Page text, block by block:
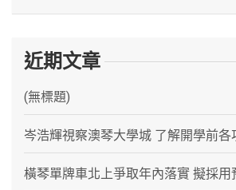
近期文章
(無標題)
岑浩輝視察澳琴大學城 了解開學前各
橫琴單牌車北上爭取年內落實 擬採用